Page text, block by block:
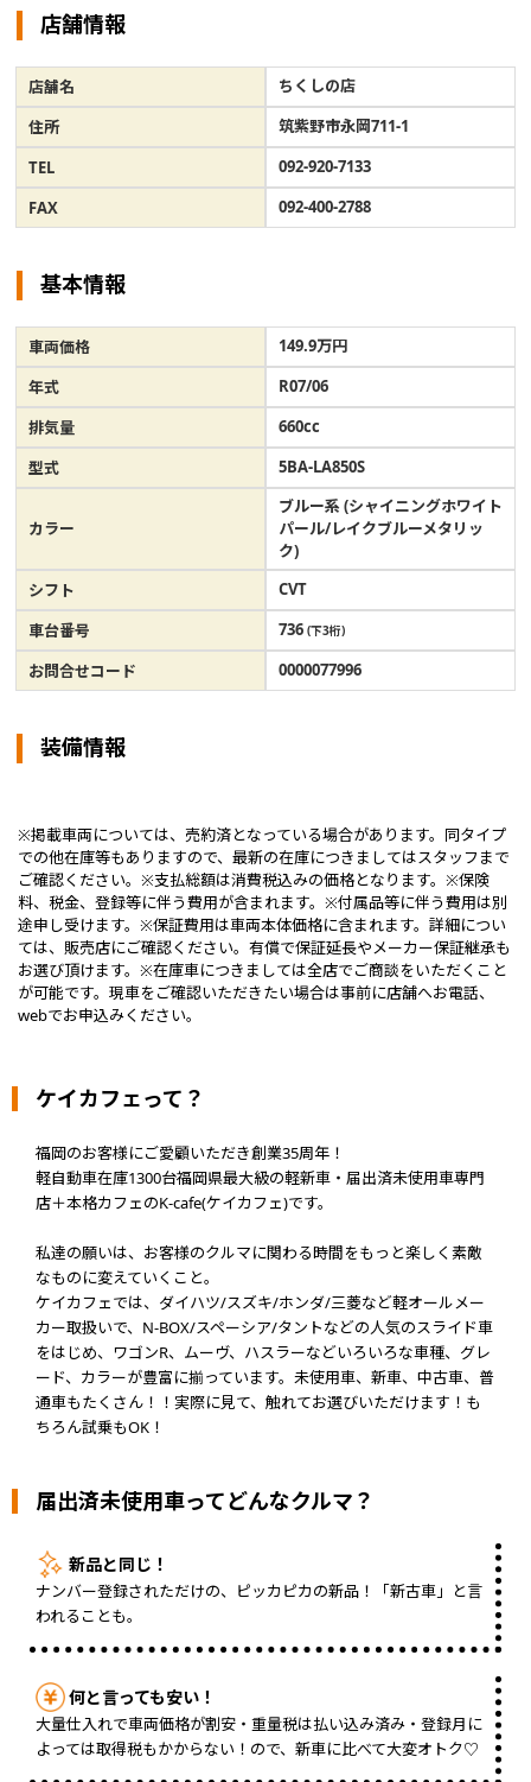
店舗情報
店舗名
ちくしの店
住所
筑紫野市永岡711-1
TEL
092-920-7133
FAX
092-400-2788
基本情報
車両価格
149.9万円
年式
R07/06
排気量
660cc
型式
5BA-LA850S
カラー
ブルー系 (シャイニングホワイト
パール/レイクブルーメタリッ
ク)
シフト
CVT
車台番号
736 (下3桁)
お問合せコード 0000077996
装備情報
※掲載車両については、売約済となっている場合があります。同タイプ
での他在庫等もありますので、最新の在庫につきましてはスタッフまで
ご確認ください。※支払総額は消費税込みの価格となります。※保険
料、税金、登録等に伴う費用が含まれます。※付属品等に伴う費用は別
途申し受けます。※保証費用は車両本体価格に含まれます。詳細につい
ては、販売店にご確認ください。有償で保証延長やメーカー保証継承も
お選び頂けます。※在庫車につきましては全店でご商談をいただくこと
が可能です。現車をご確認いただきたい場合は事前に店舗へお電話、
webでお申込みください。
ケイカフェって？
福岡のお客様にご愛顧いただき創業35周年！
軽自動車在庫1300台福岡県最大級の軽新車・届出済未使用車専門
店＋本格カフェのK-cafe(ケイカフェ)です。
私達の願いは、お客様のクルマに関わる時間をもっと楽しく素敵
なものに変えていくこと。
ケイカフェでは、ダイハツ/スズキ/ホンダ/三菱など軽オールメー
カー取扱いで、N-BOX/スペーシア/タントなどの人気のスライド車
をはじめ、ワゴンR、ムーヴ、ハスラーなどいろいろな車種、グレ
ード、カラーが豊富に揃っています。未使用車、新車、中古車、普
通車もたくさん！！実際に見て、触れてお選びいただけます！も
ちろん試乗もOK！
届出済未使用車ってどんなクルマ？
新品と同じ！
ナンバー登録されただけの、ピッカピカの新品！「新古車」と言
われることも。
何と言っても安い！
大量仕入れで車両価格が割安・重量税は払い込み済み・登録月に
よっては取得税もかからない！ので、新車に比べて大変オトク♡